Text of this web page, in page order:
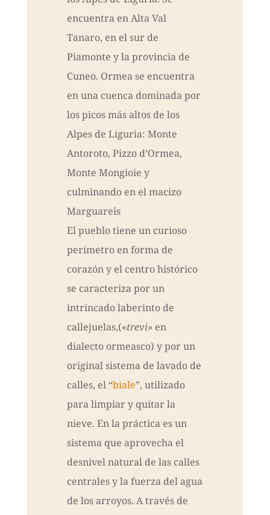
encuentra en Alta Val
Tanaro, en el sur de
Piamonte y la provincia de
Cuneo. Ormea se encuentra
en una cuenca dominada por
los picos más altos de los
Alpes de Liguria: Monte
Antoroto, Pizzo d’Ormea,
Monte Mongioie y
culminando en el macizo
Marguareis
El pueblo tiene un curioso
perímetro en forma de
corazón y el centro histórico
se caracteriza por un
intrincado laberinto de
callejuelas,(«trevi» en
dialecto ormeasco) y por un
original sistema de lavado de
calles, el “biale”, utilizado
para limpiar y quitar la
nieve. En la práctica es un
sistema que aprovecha el
desnivel natural de las calles
centrales y la fuerza del agua
de los arroyos. A través de